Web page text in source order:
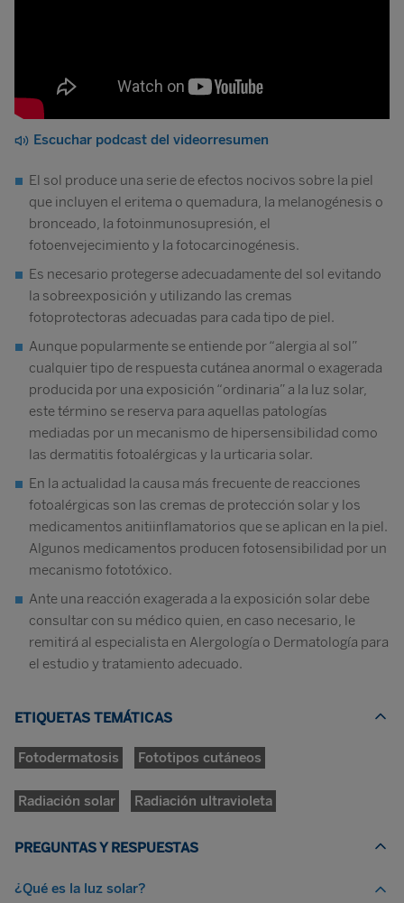
Escuchar podcast del videorresumen
El sol produce una serie de efectos nocivos sobre la piel
que incluyen el eritema o quemadura, la melanogénesis o
bronceado, la fotoinmunosupresión, el
fotoenvejecimiento y la fotocarcinogénesis.
Es necesario protegerse adecuadamente del sol evitando
la sobreexposición y utilizando las cremas
fotoprotectoras adecuadas para cada tipo de piel.
Aunque popularmente se entiende por “alergia al sol”
cualquier tipo de respuesta cutánea anormal o exagerada
producida por una exposición “ordinaria” a la luz solar,
este término se reserva para aquellas patologías
mediadas por un mecanismo de hipersensibilidad como
las dermatitis fotoalérgicas y la urticaria solar.
En la actualidad la causa más frecuente de reacciones
fotoalérgicas son las cremas de protección solar y los
medicamentos anitiinflamatorios que se aplican en la piel.
Algunos medicamentos producen fotosensibilidad por un
mecanismo fototóxico.
Ante una reacción exagerada a la exposición solar debe
consultar con su médico quien, en caso necesario, le
remitirá al especialista en Alergología o Dermatología para
el estudio y tratamiento adecuado.
PREGUNTAS Y RESPUESTAS
¿Qué es la luz solar?
ETIQUETAS TEMÁTICAS
Fotodermatosis Fototipos cutáneos
Radiación solar Radiación ultravioleta